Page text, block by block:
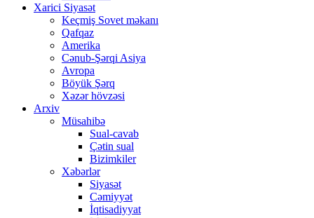
Xarici Siyasət
Keçmiş Sovet məkanı
Qafqaz
Amerika
Cənub-Şərqi Asiya
Avropa
Böyük Şərq
Xəzər hövzəsi
Arxiv
Müsahibə
Sual-cavab
Çətin sual
Bizimkiler
Xəbərlər
Siyasət
Cəmiyyət
İqtisadiyyat